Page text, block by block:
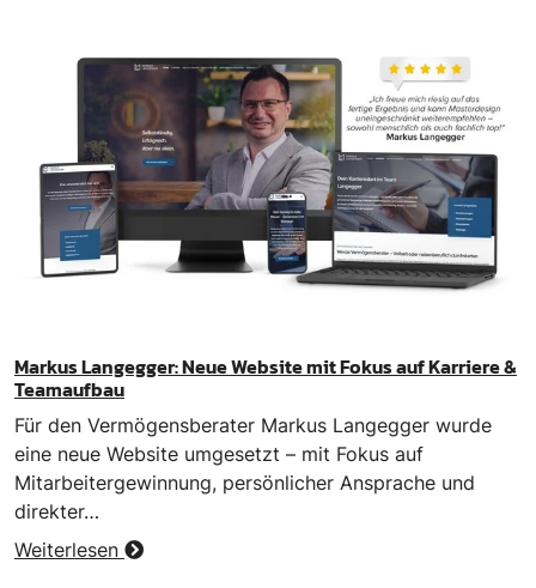
Markus Langegger: Neue Website mit Fokus auf Karriere &
Teamaufbau
Für den Vermögensberater Markus Langegger wurde
eine neue Website umgesetzt – mit Fokus auf
Mitarbeitergewinnung, persönlicher Ansprache und
direkter…
Weiterlesen